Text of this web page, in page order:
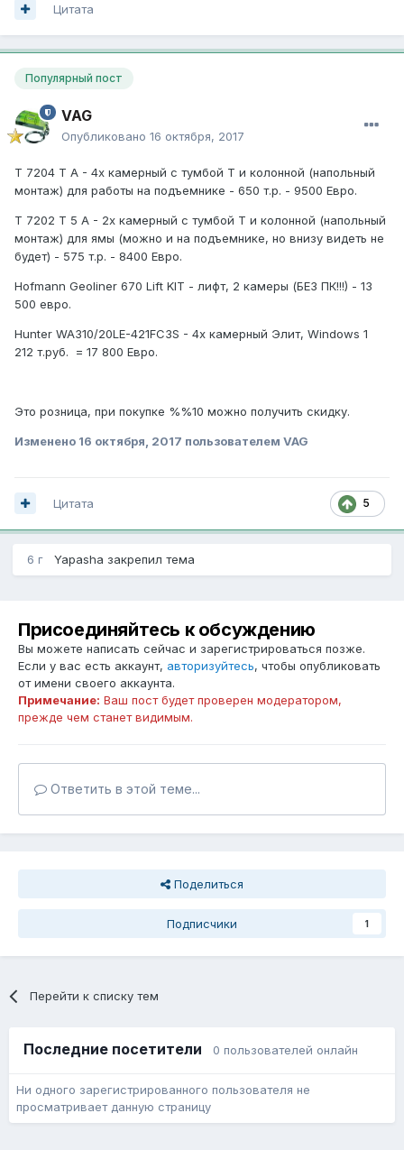
Цитата
Популярный пост
VAG
Опубликовано 16 октября, 2017
T 7204 T A - 4х камерный с тумбой Т и колонной (напольный
монтаж) для работы на подъемнике - 650 т.р. - 9500 Евро.
T 7202 T 5 A - 2х камерный с тумбой Т и колонной (напольный
монтаж) для ямы (можно и на подъемнике, но внизу видеть не
будет) - 575 т.р. - 8400 Евро.
Hofmann Geoliner 670 Lift KIT - лифт, 2 камеры (БЕЗ ПК!!!) - 13
500 евро.
Hunter WA310/20LE-421FC3S - 4х камерный Элит, Windows 1
212 т.руб. = 17 800 Евро.
Это розница, при покупке %%10 можно получить скидку.
Изменено 16 октября, 2017 пользователем VAG
5
Цитата
6 г Yapasha закрепил тема
Присоединяйтесь к обсуждению
Вы можете написать сейчас и зарегистрироваться позже.
Если у вас есть аккаунт, авторизуйтесь, чтобы опубликовать
от имени своего аккаунта.
Примечание: Ваш пост будет проверен модератором,
прежде чем станет видимым.
Ответить в этой теме...
Поделиться
Подписчики 1
Перейти к списку тем
Последние посетители 0 пользователей онлайн
Ни одного зарегистрированного пользователя не
просматривает данную страницу